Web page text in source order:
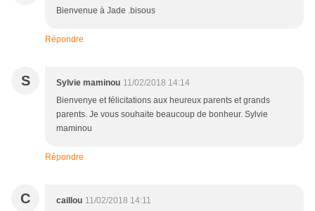
Bienvenue à Jade .bisous
Répondre
S Sylvie maminou 11/02/2018 14:14
Bienvenye et félicitations aux heureux parents et grands
parents. Je vous souhaite beaucoup de bonheur. Sylvie
maminou
Répondre
C caillou 11/02/2018 14:11